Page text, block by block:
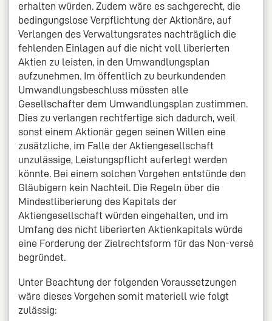
erhalten würden. Zudem wäre es sachgerecht, die
bedingungslose Verpflichtung der Aktionäre, auf
Verlangen des Verwaltungsrates nachträglich die
fehlenden Einlagen auf die nicht voll liberierten
Aktien zu leisten, in den Umwandlungsplan
aufzunehmen. Im öffentlich zu beurkundenden
Umwandlungsbeschluss müssten alle
Gesellschafter dem Umwandlungsplan zustimmen.
Dies zu verlangen rechtfertige sich dadurch, weil
sonst einem Aktionär gegen seinen Willen eine
zusätzliche, im Falle der Aktiengesellschaft
unzulässige, Leistungspflicht auferlegt werden
könnte. Bei einem solchen Vorgehen entstünde den
Gläubigern kein Nachteil. Die Regeln über die
Mindestliberierung des Kapitals der
Aktiengesellschaft würden eingehalten, und im
Umfang des nicht liberierten Aktienkapitals würde
eine Forderung der Zielrechtsform für das Non-versé
begründet.
Unter Beachtung der folgenden Voraussetzungen
wäre dieses Vorgehen somit materiell wie folgt
zulässig: